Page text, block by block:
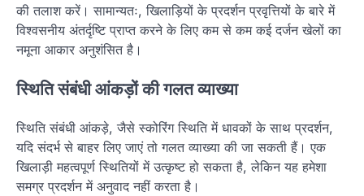
की तलाश करें। सामान्यतः, खिलाड़ियों के प्रदर्शन प्रवृत्तियों के बारे में
विश्वसनीय अंतर्दृष्टि प्राप्त करने के लिए कम से कम कई दर्जन खेलों का
नमूना आकार अनुशंसित है।
स्थिति संबंधी आंकड़ों की गलत व्याख्या
स्थिति संबंधी आंकड़े, जैसे स्कोरिंग स्थिति में धावकों के साथ प्रदर्शन,
यदि संदर्भ से बाहर लिए जाएं तो गलत व्याख्या की जा सकती हैं। एक
खिलाड़ी महत्वपूर्ण स्थितियों में उत्कृष्ट हो सकता है, लेकिन यह हमेशा
समग्र प्रदर्शन में अनुवाद नहीं करता है।